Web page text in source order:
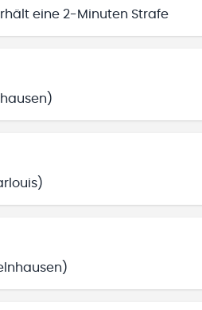
eine 2-Minuten Strafe